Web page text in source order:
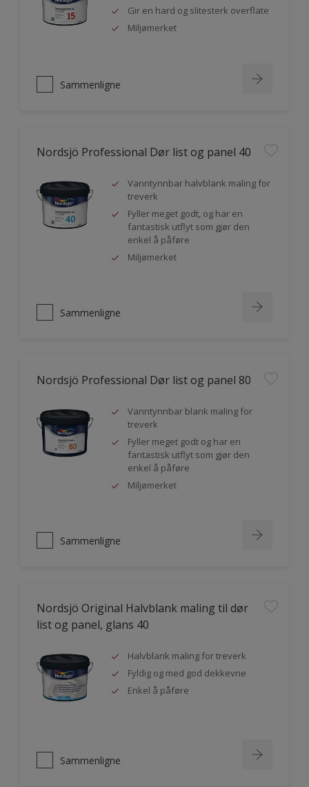
Gir en hard og slitesterk overflate
Miljømerket
Sammenligne
Nordsjö Professional Dør list og panel 40
Vanntynnbar halvblank maling for
treverk
Fyller meget godt, og har en
fantastisk utflyt som gjør den
enkel å påføre
Miljømerket
Sammenligne
Nordsjö Professional Dør list og panel 80
Vanntynnbar blank maling for
treverk
Fyller meget godt og har en
fantastisk utflyt som gjør den
enkel å påføre
Miljømerket
Sammenligne
Nordsjö Original Halvblank maling til dør
list og panel, glans 40
Halvblank maling for treverk
Fyldig og med god dekkevne
Enkel å påføre
Sammenligne